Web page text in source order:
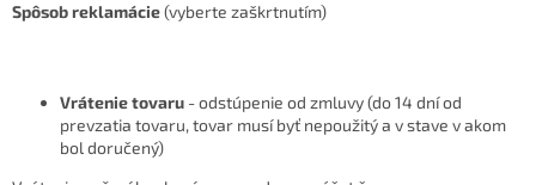
Spôsob reklamácie(vyberte zaškrtnutím)
Vrátenie tovaru - odstúpenie od zmluvy (do 14 dní od
prevzatia tovaru, tovar musí byť nepoužitý a v stave v akom
bol doručený)